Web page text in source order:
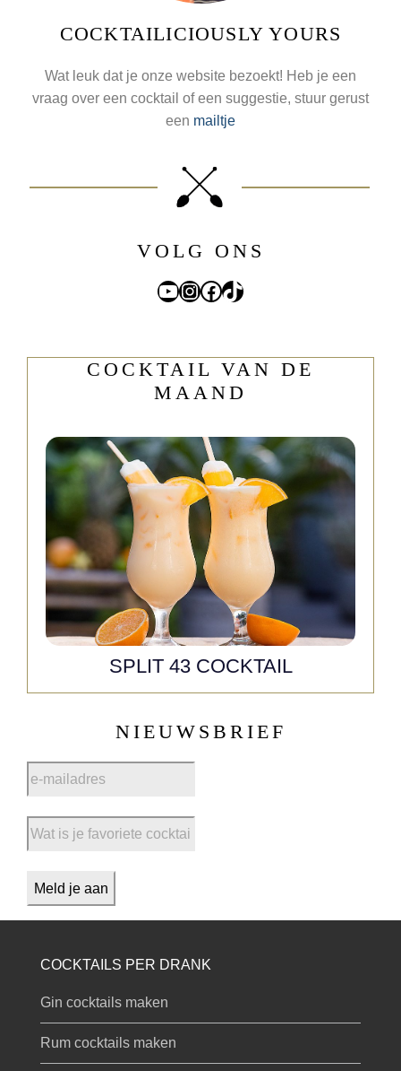
COCKTAILICIOUSLY YOURS
Wat leuk dat je onze website bezoekt! Heb je een
vraag over een cocktail of een suggestie, stuur gerust
een mailtje
VOLG ONS
YouTube
Instagram
Facebook
TikTok
COCKTAIL VAN DE
MAAND
SPLIT 43 COCKTAIL
NIEUWSBRIEF
COCKTAILS PER DRANK
Gin cocktails maken
Rum cocktails maken